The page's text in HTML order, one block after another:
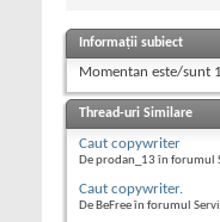
Informații subiect
Momentan este/sunt
Thread-uri Similare
Caut copywriter
De prodan_13 în forumul
Caut copywriter.
De BeFree în forumul